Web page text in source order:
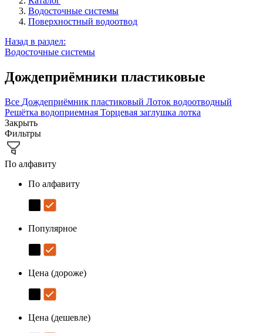
Водосточные системы
Поверхностный водоотвод
Назад в раздел:
Водосточные системы
Дождеприёмники пластиковые
Все Дождеприёмник пластиковый Лоток водоотводный
Решётка водоприемная Торцевая заглушка лотка
Закрыть
Фильтры
По алфавиту
По алфавиту
Популярное
Цена (дороже)
Цена (дешевле)